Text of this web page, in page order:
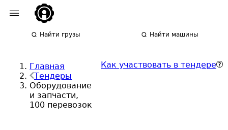
Найти грузы Найти машины
Главная
Тендеры
Оборудование
и запчасти,
100 перевозок
Как участвовать в тендере